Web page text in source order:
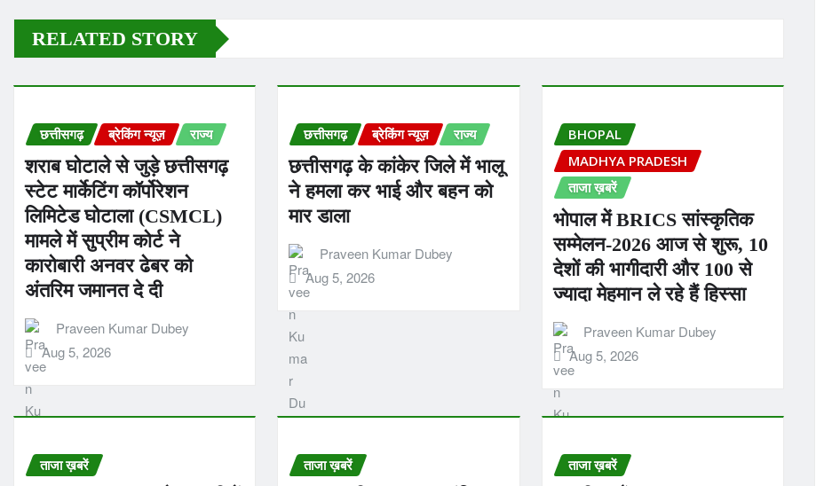
RELATED STORY
छत्तीसगढ़ ब्रेकिंग न्यूज़ राज्य
शराब घोटाले से जुड़े छत्तीसगढ़
स्टेट मार्केटिंग कॉर्पोरेशन
लिमिटेड घोटाला (CSMCL)
मामले में सुप्रीम कोर्ट ने
कारोबारी अनवर ढेबर को
अंतरिम जमानत दे दी
Praveen Kumar Dubey
Aug 5, 2026
छत्तीसगढ़ ब्रेकिंग न्यूज़ राज्य
छत्तीसगढ़ के कांकेर जिले में भालू
ने हमला कर भाई और बहन को
मार डाला
Praveen Kumar Dubey
Aug 5, 2026
BHOPAL
MADHYA PRADESH
ताजा ख़बरें
भोपाल में BRICS सांस्कृतिक
सम्मेलन-2026 आज से शुरू, 10
देशों की भागीदारी और 100 से
ज्यादा मेहमान ले रहे हैं हिस्सा
Praveen Kumar Dubey
Aug 5, 2026
ताजा ख़बरें ताजा ख़बरें ताजा ख़बरें